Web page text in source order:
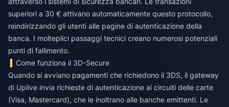
superiori a 30 € attivano automaticamente questo protocollo,
reindirizzando gli utenti alle pagine di autenticazione della
banca. I molteplici passaggi tecnici creano numerosi potenziali
punti di fallimento.
Come funziona il 3D-Secure
Quando si avviano pagamenti che richiedono il 3DS, il gateway
di Uplive invia richieste di autenticazione ai circuiti delle carte
(Visa, Mastercard), che le inoltrano alle banche emittenti. Le